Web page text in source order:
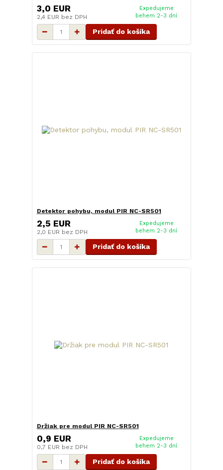
3,0 EUR
2,4 EUR bez DPH
Expedujeme
behem 2-3 dní
Pridať do košíka
Detektor pohybu, modul PIR NC-SR501
2,5 EUR
2,0 EUR bez DPH
Expedujeme
behem 2-3 dní
Pridať do košíka
Držiak pre modul PIR NC-SR501
0,9 EUR
0,7 EUR bez DPH
Expedujeme
behem 2-3 dní
Pridať do košíka